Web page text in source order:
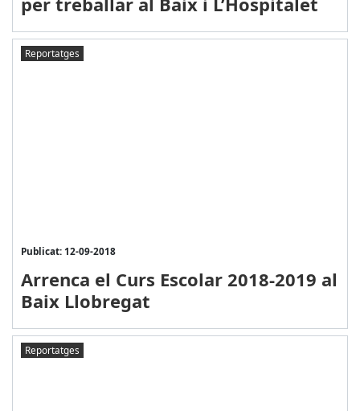
Reportatges
Publicat: 12-09-2018
Arrenca el Curs Escolar 2018-2019 al
Baix Llobregat
Reportatges